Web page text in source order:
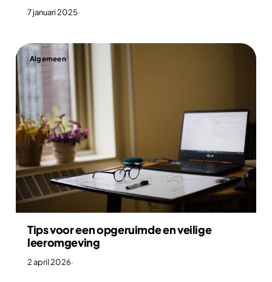
7 januari 2025·
Algemeen
Tips voor een opgeruimde en veilige
leeromgeving
2 april 2026·